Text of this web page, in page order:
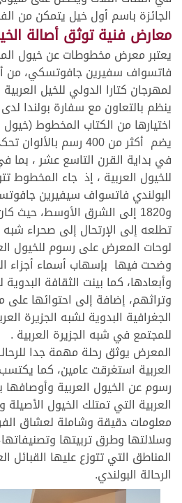
الجائزة باسم أول خيل يتمكن من
معارض فنية توثق أصالة
يعتبر معرض مخطوطات عن خيول
فاتسواف سفيرين جافوتسكي، من
لمهرجان كتارا الدولي للخيل
اختيارها من الكتاب المخطوط
يضم أكثر من 400 رسم
في بداية القرن التاسع عشر ،
للخيول العربية ، إذ جاء المخطوط
و1820 إلى الشرق الأوسط، حيث
تطلعه إلى الإرتحال إلى صحراء شبه
لوحات المعرض على رسوم للخيول
وضحت فيها بإسهاب أسماء أجزاء
وأبعادها، كما بينت الثقافة البدوية
وتراثهم، إضافة إلى احتوائها
الجغرافية البدوية لشبه الجزيرة
للمجتمع في شبه الجزيرة العربية .
المعرض يوثق رحلة مهمة جدا
العربية استغرقت عامين، كما
رسوم عن الخيول العربية وأوصافها
العربية التي تمتلك الخيول الأصيلة
معلومات دقيقة وشاملة لعشاق
وسلالتها وطرق تربيتها
المناطق التي تتوزع عليها القبائل
الرحالة البولندي.